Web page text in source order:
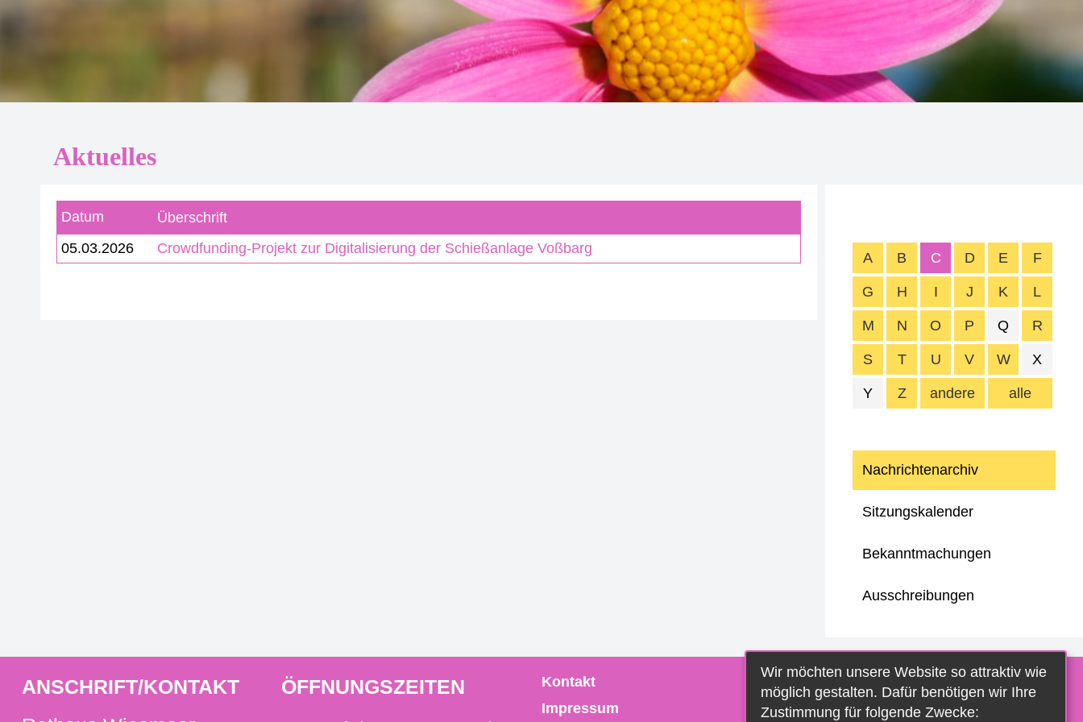
Aktuelles
Datum
Überschrift
05.03.2026
Crowdfunding-Projekt zur Digitalisierung der Schießanlage Voßbarg
Nachrichtenarchiv
Sitzungskalender
Bekanntmachungen
Ausschreibungen
alle
A B C D E F
G H I J K L
M N O P Q R
S T U V W X
Y Z andere
ANSCHRIFT/KONTAKT
ÖFFNUNGSZEITEN
Kontakt
Impressum
Wir möchten unsere Website so attraktiv wie
möglich gestalten. Dafür benötigen wir Ihre
Zustimmung für folgende Zwecke: